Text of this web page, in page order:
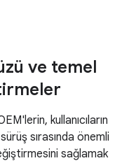
ve temel
kullanıcıların
sırasında önemli
sağlamak